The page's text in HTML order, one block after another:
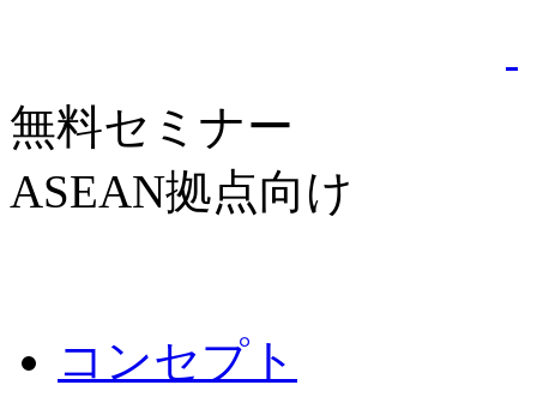
無料セミナー
ASEAN拠点向け
コンセプト